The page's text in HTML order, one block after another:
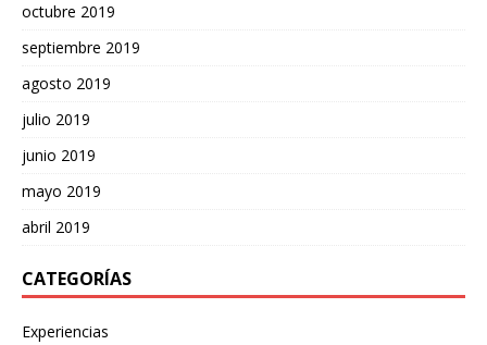
octubre 2019
septiembre 2019
agosto 2019
julio 2019
junio 2019
mayo 2019
abril 2019
CATEGORÍAS
Experiencias